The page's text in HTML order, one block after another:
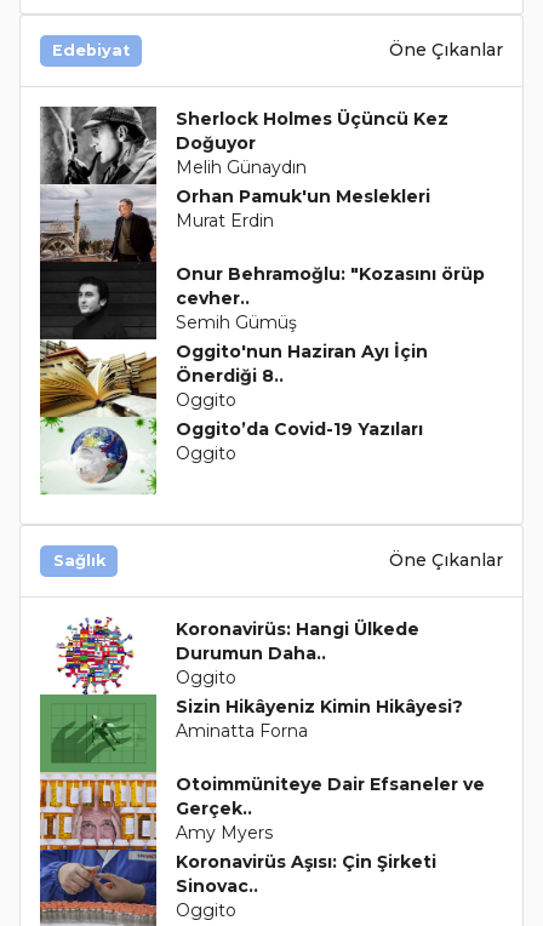
Edebiyat Öne Çıkanlar
Sherlock Holmes Üçüncü Kez
Doğuyor
Melih Günaydın
Orhan Pamuk'un Meslekleri
Murat Erdin
Onur Behramoğlu: "Kozasını örüp
cevher..
Semih Gümüş
Oggito'nun Haziran Ayı İçin
Önerdiği 8..
Oggito
Oggito’da Covid-19 Yazıları
Oggito
Sağlık Öne Çıkanlar
Koronavirüs: Hangi Ülkede
Durumun Daha..
Oggito
Sizin Hikâyeniz Kimin Hikâyesi?
Aminatta Forna
Otoimmüniteye Dair Efsaneler ve
Gerçek..
Amy Myers
Koronavirüs Aşısı: Çin Şirketi
Sinovac..
Oggito